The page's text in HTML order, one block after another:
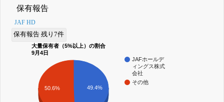
保有報告
JAF HD
保有報告 残り7件
大量保有者（5%以上）の割合
9月4日
JAFホールデ
ィングス株式
会社
その他
49.4%
50.6%